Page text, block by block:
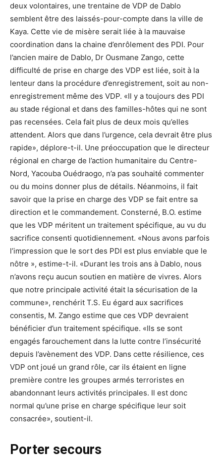
deux volontaires, une trentaine de VDP de Dablo
semblent être des laissés-pour-compte dans la ville de
Kaya. Cette vie de misère serait liée à la mauvaise
coordination dans la chaine d’enrôlement des PDI. Pour
l’ancien maire de Dablo, Dr Ousmane Zango, cette
difficulté de prise en charge des VDP est liée, soit à la
lenteur dans la procédure d’enregistrement, soit au non-
enregistrement même des VDP. «Il y a toujours des PDI
au stade régional et dans des familles-hôtes qui ne sont
pas recensées. Cela fait plus de deux mois qu’elles
attendent. Alors que dans l’urgence, cela devrait être plus
rapide», déplore-t-il. Une préoccupation que le directeur
régional en charge de l’action humanitaire du Centre-
Nord, Yacouba Ouédraogo, n’a pas souhaité commenter
ou du moins donner plus de détails. Néanmoins, il fait
savoir que la prise en charge des VDP se fait entre sa
direction et le commandement. Consterné, B.O. estime
que les VDP méritent un traitement spécifique, au vu du
sacrifice consenti quotidiennement. «Nous avons parfois
l’impression que le sort des PDI est plus enviable que le
nôtre », estime-t-il. «Durant les trois ans à Dablo, nous
n’avons reçu aucun soutien en matière de vivres. Alors
que notre principale activité était la sécurisation de la
commune», renchérit T.S. Eu égard aux sacrifices
consentis, M. Zango estime que ces VDP devraient
bénéficier d’un traitement spécifique. «Ils se sont
engagés farouchement dans la lutte contre l’insécurité
depuis l’avènement des VDP. Dans cette résilience, ces
VDP ont joué un grand rôle, car ils étaient en ligne
première contre les groupes armés terroristes en
abandonnant leurs activités principales. Il est donc
normal qu’une prise en charge spécifique leur soit
consacrée», soutient-il.
Porter secours